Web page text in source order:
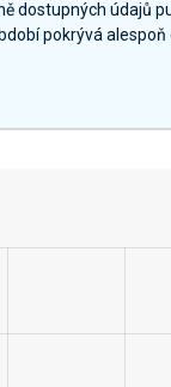
dostupných údajů
pokrývá